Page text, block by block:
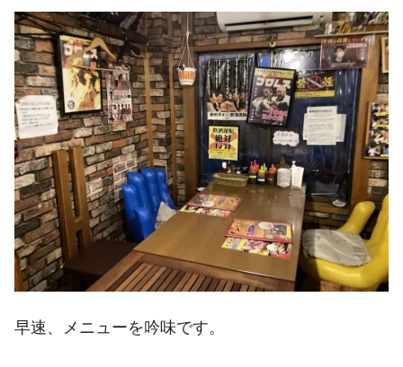
早速、メニューを吟味です。